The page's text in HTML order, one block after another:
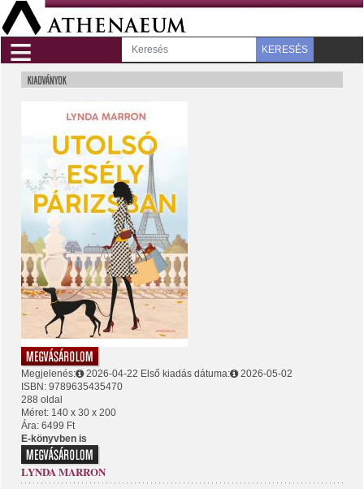
≡ KERESÉS
Megjelenés: 2026-04-22 Első kiadás dátuma:
2026-05-02
ISBN: 9789635435470
288 oldal
Méret: 140 x 30 x 200
Ára: 6499 Ft
E-könyvben is
LYNDA MARRON